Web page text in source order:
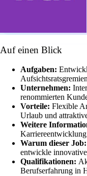
Auf einen Blick
Aufgaben:
Unternehmen:
renommierten
Vorteile: Flexible
Urlaub und
Weitere
Warum dieser Job:
entwickle
Qualifikationen:
Berufserfahrung in